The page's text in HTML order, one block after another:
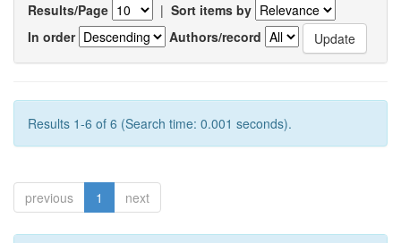
Results/Page | Sort items by
In order
Authors/record
Results 1-6 of 6 (Search time: 0.001 seconds).
previous 1 next